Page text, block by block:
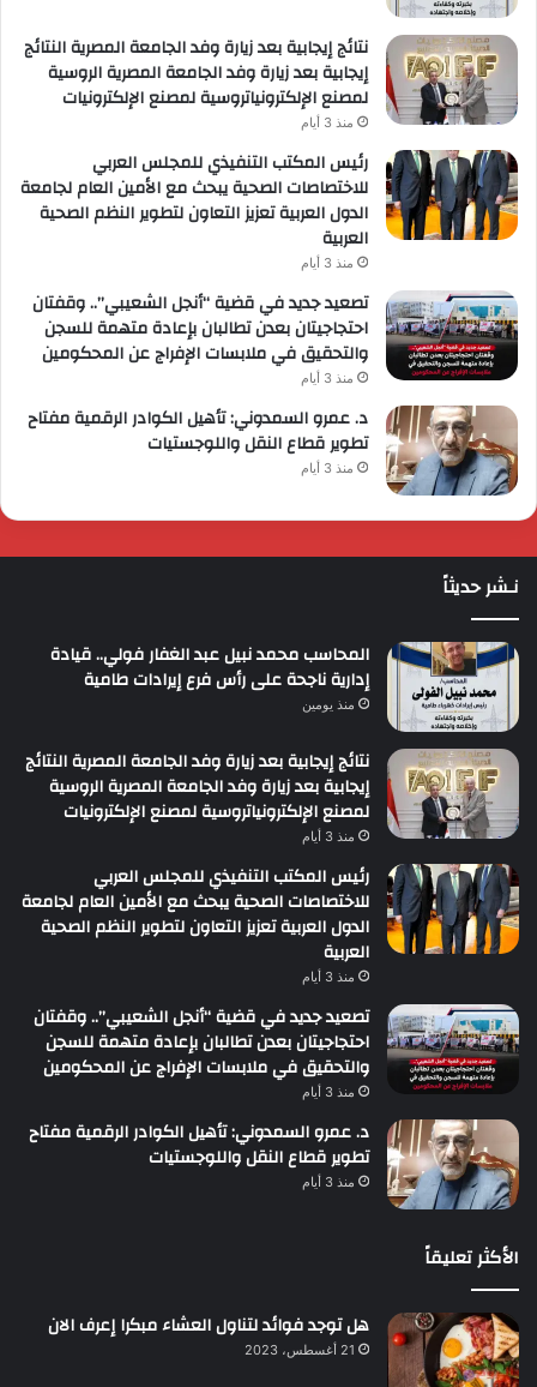
نتائج إيجابية بعد زيارة وفد الجامعة المصرية النتائج
إيجابية بعد زيارة وفد الجامعة المصرية الروسية
لمصنع الإلكترونياتروسية لمصنع الإلكترونيات
منذ 3 أيام
رئيس المكتب التنفيذي للمجلس العربي
للاختصاصات الصحية يبحث مع الأمين العام لجامعة
الدول العربية تعزيز التعاون لتطوير النظم الصحية
العربية
منذ 3 أيام
تصعيد جديد في قضية “أنجل الشعيبي”.. وقفتان
احتجاجيتان بعدن تطالبان بإعادة متهمة للسجن
والتحقيق في ملابسات الإفراج عن المحكومين
منذ 3 أيام
د. عمرو السمدوني: تأهيل الكوادر الرقمية مفتاح
تطوير قطاع النقل واللوجستيات
منذ 3 أيام
نـشر حديثاً
المحاسب محمد نبيل عبد الغفار فولي.. قيادة
إدارية ناجحة على رأس فرع إيرادات طامية
منذ يومين
نتائج إيجابية بعد زيارة وفد الجامعة المصرية النتائج
إيجابية بعد زيارة وفد الجامعة المصرية الروسية
لمصنع الإلكترونياتروسية لمصنع الإلكترونيات
منذ 3 أيام
رئيس المكتب التنفيذي للمجلس العربي
للاختصاصات الصحية يبحث مع الأمين العام لجامعة
الدول العربية تعزيز التعاون لتطوير النظم الصحية
العربية
منذ 3 أيام
تصعيد جديد في قضية “أنجل الشعيبي”.. وقفتان
احتجاجيتان بعدن تطالبان بإعادة متهمة للسجن
والتحقيق في ملابسات الإفراج عن المحكومين
منذ 3 أيام
د. عمرو السمدوني: تأهيل الكوادر الرقمية مفتاح
تطوير قطاع النقل واللوجستيات
منذ 3 أيام
الأكثر تعليقاً
هل توجد فوائد لتناول العشاء مبكرا إعرف الان
21 أغسطس، 2023